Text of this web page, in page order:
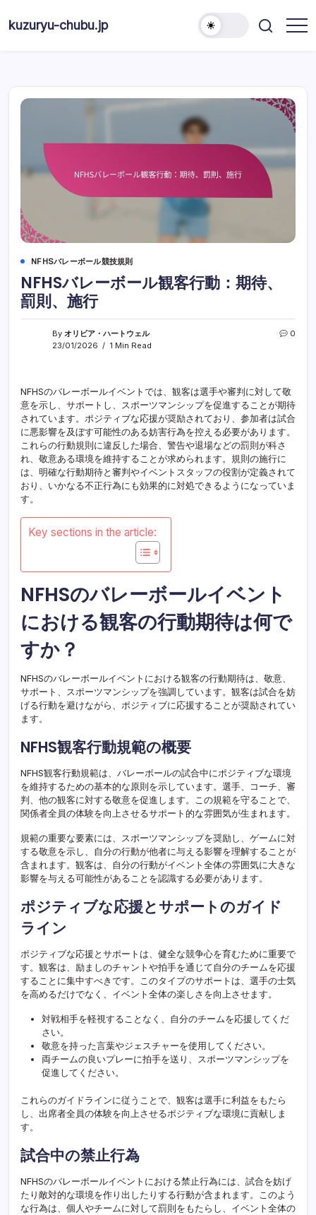
kuzuryu-chubu.jp
NFHSバレーボール競技規則
NFHSバレーボール観客行動：期待、
罰則、施行
By オリビア・ハートウェル
23/01/2026
1 Min Read
0
NFHSのバレーボールイベントでは、観客は選手や審判に対して敬
意を示し、サポートし、スポーツマンシップを促進することが期待
されています。ポジティブな応援が奨励されており、参加者は試合
に悪影響を及ぼす可能性のある妨害行為を控える必要があります。
これらの行動規則に違反した場合、警告や退場などの罰則が科さ
れ、敬意ある環境を維持することが求められます。規則の施行に
は、明確な行動期待と審判やイベントスタッフの役割が定義されて
おり、いかなる不正行為にも効果的に対処できるようになっていま
す。
Key sections in the article:
NFHSのバレーボールイベント
における観客の行動期待は何で
すか？
NFHSのバレーボールイベントにおける観客の行動期待は、敬意、
サポート、スポーツマンシップを強調しています。観客は試合を妨
げる行動を避けながら、ポジティブに応援することが奨励されてい
ます。
NFHS観客行動規範の概要
NFHS観客行動規範は、バレーボールの試合中にポジティブな環境
を維持するための基本的な原則を示しています。選手、コーチ、審
判、他の観客に対する敬意を促進します。この規範を守ることで、
関係者全員の体験を向上させるサポート的な雰囲気が生まれます。
規範の重要な要素には、スポーツマンシップを奨励し、ゲームに対
する敬意を示し、自分の行動が他者に与える影響を理解することが
含まれます。観客は、自分の行動がイベント全体の雰囲気に大きな
影響を与える可能性があることを認識する必要があります。
ポジティブな応援とサポートのガイド
ライン
ポジティブな応援とサポートは、健全な競争心を育むために重要で
す。観客は、励ましのチャントや拍手を通じて自分のチームを応援
することに集中すべきです。このタイプのサポートは、選手の士気
を高めるだけでなく、イベント全体の楽しさを向上させます。
対戦相手を軽視することなく、自分のチームを応援してくだ
さい。
敬意を持った言葉やジェスチャーを使用してください。
両チームの良いプレーに拍手を送り、スポーツマンシップを
促進してください。
これらのガイドラインに従うことで、観客は選手に利益をもたら
し、出席者全員の体験を向上させるポジティブな環境に貢献しま
す。
試合中の禁止行為
NFHSのバレーボールイベントにおける禁止行為には、試合を妨げ
たり敵対的な環境を作り出したりする行動が含まれます。このよう
な行為は、個人やチームに対して罰則をもたらし、イベント全体の